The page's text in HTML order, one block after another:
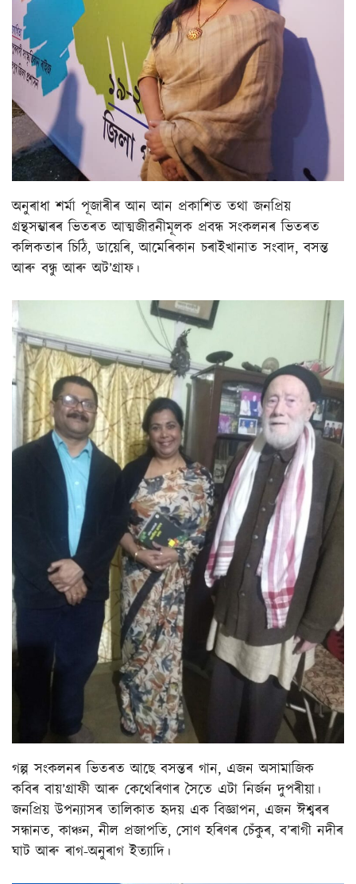
অনুৰাধা শৰ্মা পূজাৰীৰ আন আন প্ৰকাশিত তথা জনপ্ৰিয়
গ্ৰন্থসম্ভাৰৰ ভিতৰত আত্মজীৱনীমূলক প্ৰবন্ধ সংকলনৰ ভিতৰত
কলিকতাৰ চিঠি, ডায়েৰি, আমেৰিকান চৰাইখানাত সংবাদ, বসন্ত
আৰু বন্ধু আৰু অট’গ্ৰাফ।
গল্প সংকলনৰ ভিতৰত আছে বসন্তৰ গান, এজন অসামাজিক
কবিৰ বায়’গ্ৰাফী আৰু কেথেৰিণাৰ সৈতে এটা নিৰ্জন দুপৰীয়া।
জনপ্ৰিয় উপন্যাসৰ তালিকাত হৃদয় এক বিজ্ঞাপন, এজন ঈশ্বৰৰ
সন্ধানত, কাঞ্চন, নীল প্ৰজাপতি, সোণ হৰিণৰ চেঁকুৰ, ব’ৰাগী নদীৰ
ঘাট আৰু ৰাগ-অনুৰাগ ইত্যাদি।